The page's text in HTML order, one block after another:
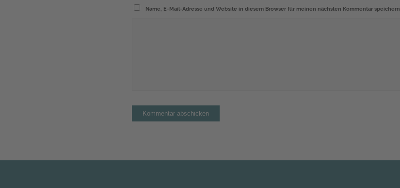
Name, E-Mail-Adresse und Website in diesem Browser für meinen nächsten Kommentar speichern.